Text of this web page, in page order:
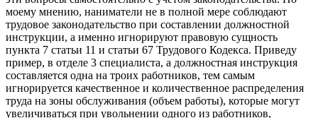
моему мнению, наниматели не в полной мере соблюдают
трудовое законодательство при составлении должностной
инструкции, а именно игнорируют правовую сущность
пункта 7 статьи 11 и статьи 67 Трудового Кодекса. Приведу
пример, в отделе 3 специалиста, а должностная инструкция
составляется одна на троих работников, тем самым
игнорируется качественное и количественное распределения
труда на зоны обслуживания (объем работы), которые могут
увеличиваться при увольнении одного из работников,